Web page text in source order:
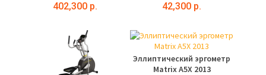
402,300 р. 42,300 р.
Эллиптический эргометр
Matrix A5X 2013